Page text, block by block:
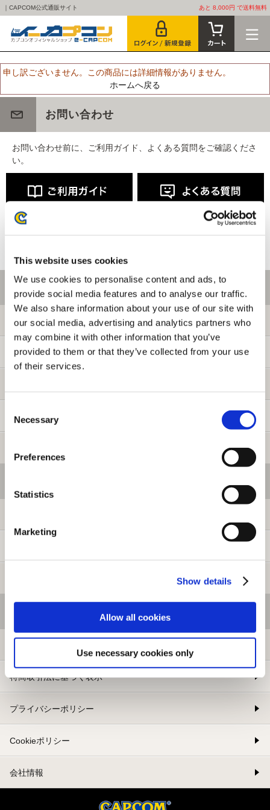
This website uses cookies
We use cookies to personalise content and ads, to
provide social media features and to analyse our traffic.
We also share information about your use of our site with
our social media, advertising and analytics partners who
may combine it with other information that you’ve
provided to them or that they’ve collected from your use
of their services.
Selection
Necessary
Preferences
Statistics
Marketing
Show details
Allow all cookies
Use necessary cookies only
｜CAPCOM公式通販サイト あと 8,000円 で送料無料
申し訳ございません。この商品には詳細情報がありません。
ホームへ戻る
お問い合わせ
お問い合わせ前に、ご利用ガイド、よくある質問をご確認くださ
い。
ご利用情報
初めての方へ
ご利用ガイド
お問い合わせ
特商取引法に基づく表示
プライバシーポリシー
Cookieポリシー
会社情報